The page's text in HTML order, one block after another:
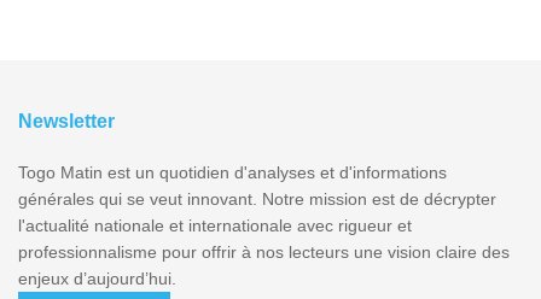
Newsletter
Togo Matin est un quotidien d'analyses et d'informations
générales qui se veut innovant. Notre mission est de décrypter
l'actualité nationale et internationale avec rigueur et
professionnalisme pour offrir à nos lecteurs une vision claire des
enjeux d’aujourd’hui.